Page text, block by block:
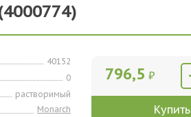
40152
0
растворимый
Monarch
796,5 ₽
Купить